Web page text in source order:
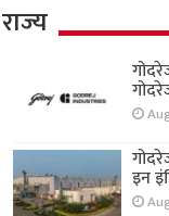
राज्य
इन